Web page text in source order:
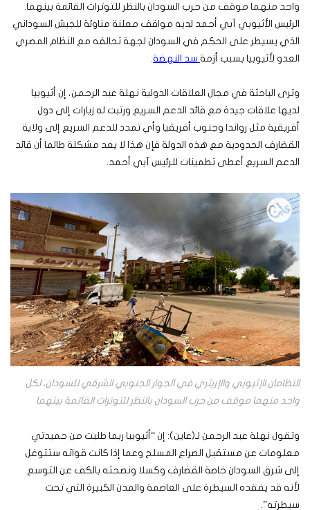
واحد منهما موقف من حرب السودان بالنظر للتوترات القائمة بينهما.
الرئيس الأثيوبي آبي أحمد لديه مواقف معلنة مناوئة للجيش السوداني
الذي يسيطر على الحكم في السودان لجهة تحالفه مع النظام المصري
العدو لأثيوبيا بسبب أزمة سد النهضة
وترى الباحثة في مجال العلاقات الدولية نهلة عبد الرحمن، إن أثيوبيا
لديها علاقات جيدة مع قائد الدعم السريع ورتبت له زيارات إلى دول
أفريقية مثل رواندا وجنوب أفريقيا وأي تمدد للدعم السريع إلى ولاية
القضارف الحدودية مع هذه الدولة فإن هذا لا يعد مشكلة طالما أن قائد
الدعم السريع أعطى تطمينات للرئيس آبي أحمد.
النظامان الإثيوبي والإريتري في الجوار الجنوبي الشرقي للسودان، لكل
واحد منهما موقف من حرب السودان بالنظر للتوترات القائمة بينهما
وتقول نهلة عبد الرحمن لـ(عاين): إن “أثيوبيا ربما طلبت من حميدتي
معلومات عن مستقبل الصراع المسلح وعما إذا كانت قواته ستتوغل
إلى شرق السودان خاصة القضارف وكسلا ونصحته بالكف عن التوسع
لأنه قد يفقده السيطرة على العاصمة والمدن الكبيرة التي تحت
سيطرته”.